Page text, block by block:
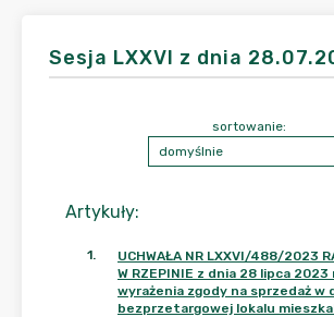
Sesja LXXVI z dnia
Artykuły:
sortowanie:
1.
UCHWAŁA NR LXXVI/488/2023
W RZEPINIE z dnia 28 lipca 2023
wyrażenia zgody na sprzedaż w
bezprzetargowej lokalu